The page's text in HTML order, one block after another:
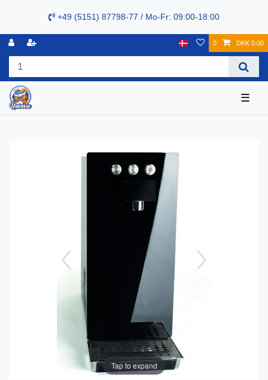
+49 (5151) 87798-77 / Mo-Fr: 09:00-18:00
0 DKK 0.00
☰
Tap to expand